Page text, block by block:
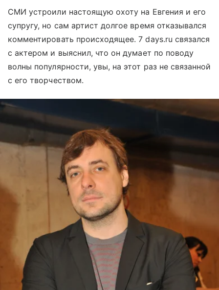
СМИ устроили настоящую охоту на Евгения и его
супругу, но сам артист долгое время отказывался
комментировать происходящее. 7 days.ru связался
с актером и выяснил, что он думает по поводу
волны популярности, увы, на этот раз не связанной
с его творчеством.